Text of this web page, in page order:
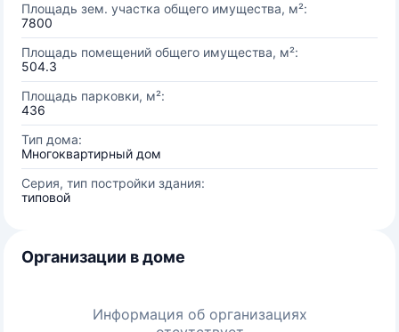
Площадь зем. участка общего имущества, м²:
7800
Площадь помещений общего имущества, м²:
504.3
Площадь парковки, м²:
436
Тип дома:
Многоквартирный дом
Серия, тип постройки здания:
типовой
Организации в доме
Информация об организациях